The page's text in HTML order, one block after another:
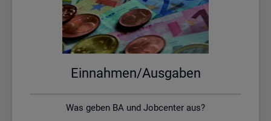
Ein­nah­men/Aus­ga­ben
Was geben BA und Jobcenter aus?